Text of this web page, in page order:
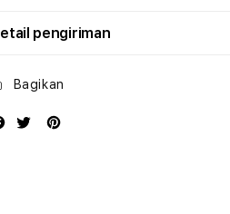
pengiriman
Bagikan